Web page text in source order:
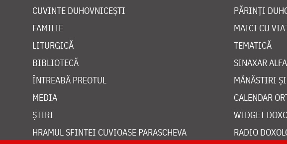
CUVINTE DUHOVNICEȘTI
FAMILIE
LITURGICĂ
BIBLIOTECĂ
ÎNTREABĂ PREOTUL
MEDIA
ȘTIRI
HRAMUL SFINTEI CUVIOASE PARASCHEVA
PĂRINȚI
MAICI CU
TEMATICĂ
SINAXAR
MĂNĂSTIRI
CALENDAR
WIDGET
RADIO